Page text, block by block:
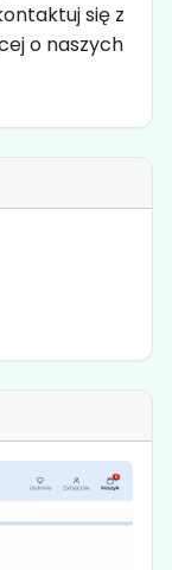
się z
o naszych